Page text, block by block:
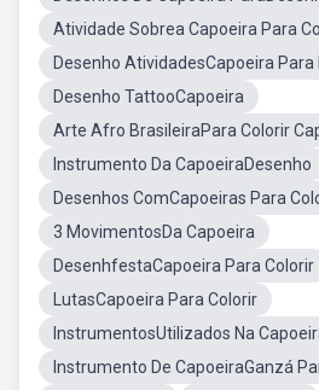
Atividade Sobrea Capoeira Para
Desenho AtividadesCapoeira Para
Desenho TattooCapoeira
Arte Afro BrasileiraPara Colorir
Instrumento Da CapoeiraDesenho
Desenhos ComCapoeiras Para
3 MovimentosDa Capoeira
DesenhfestaCapoeira Para Colorir
LutasCapoeira Para Colorir
InstrumentosUtilizados Na
Instrumento De CapoeiraGanzá